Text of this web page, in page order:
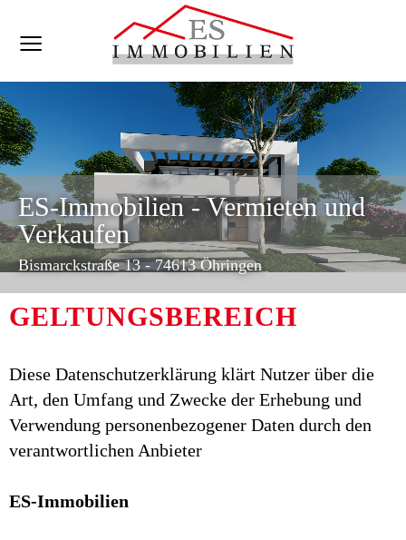
ES-Immobilien - Vermieten und
Verkaufen
Bismarckstraße 13 - 74613 Öhringen
GELTUNGSBEREICH
Diese Datenschutzerklärung klärt Nutzer über die
Art, den Umfang und Zwecke der Erhebung und
Verwendung personenbezogener Daten durch den
verantwortlichen Anbieter
ES-Immobilien